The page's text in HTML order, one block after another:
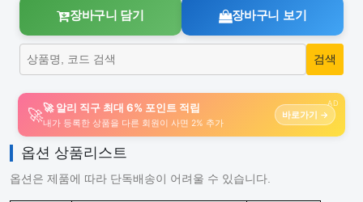
장바구니 담기 장바구니 보기
AD
🚀🚀 알리 직구 최대 6% 포인트 적립
내가 등록한 상품을 다른 회원이 사면 2% 추가
바로가기 →
옵션 상품리스트
옵션은 제품에 따라 단독배송이 어려울 수 있습니다.